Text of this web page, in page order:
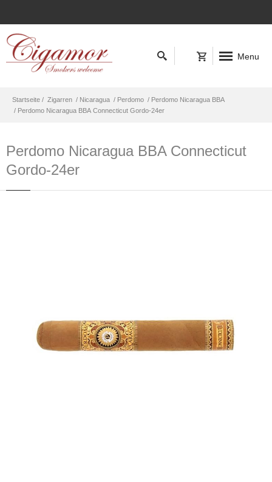
Menu
Startseite / Zigarren / Nicaragua / Perdomo / Perdomo Nicaragua BBA
/ Perdomo Nicaragua BBA Connecticut Gordo-24er
Perdomo Nicaragua BBA Connecticut
Gordo-24er